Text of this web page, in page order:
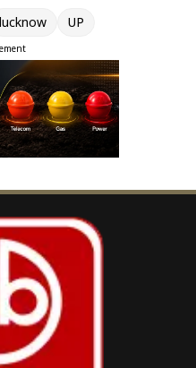
बने उमाशंकर सिंह का
में शोक
कॉरिडोर में सभी
हैं। इन नोड्स के लिए कुल
है। प्रत्येक नोड को उसकी
संभावनाओं के आधार पर
वेयरहाउसिंग
रूप से बढ़ावा मिल
lucknow UP